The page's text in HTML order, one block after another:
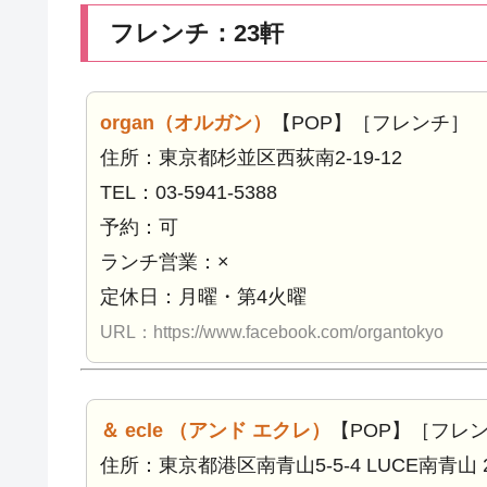
フレンチ：23軒
organ（オルガン）
【POP】［フレンチ］
住所：東京都杉並区西荻南2-19-12
TEL：03-5941-5388
予約：可
ランチ営業：×
定休日：月曜・第4火曜
URL：https://www.facebook.com/organtokyo
＆ ecle （アンド エクレ）
【POP】［フレン
住所：東京都港区南青山5-5-4 LUCE南青山